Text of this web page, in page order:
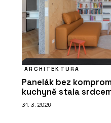
ARCHITEKTURA
Panelák bez
kuchyně stala
31. 3. 2026